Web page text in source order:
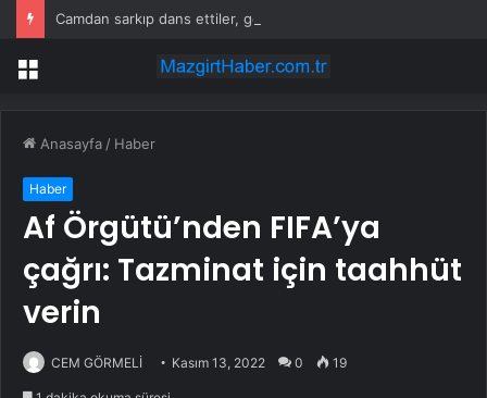
Camdan sarkıp dans ettiler, gelen cezayla şoke oldular
Menü
Anasayfa / Haber
Haber
Af Örgütü’nden FIFA’ya
çağrı: Tazminat için taahhüt
verin
CEM GÖRMELİ Kasım 13, 2022 0 19